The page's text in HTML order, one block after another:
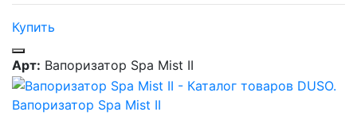
Купить
Арт: Вапоризатор Spa Mist II
Вапоризатор Spa Mist II